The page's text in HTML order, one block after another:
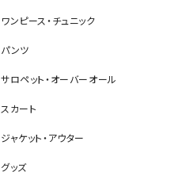
ワンピース・チュニック
パンツ
サロペット・オーバーオール
スカート
ジャケット・アウター
グッズ